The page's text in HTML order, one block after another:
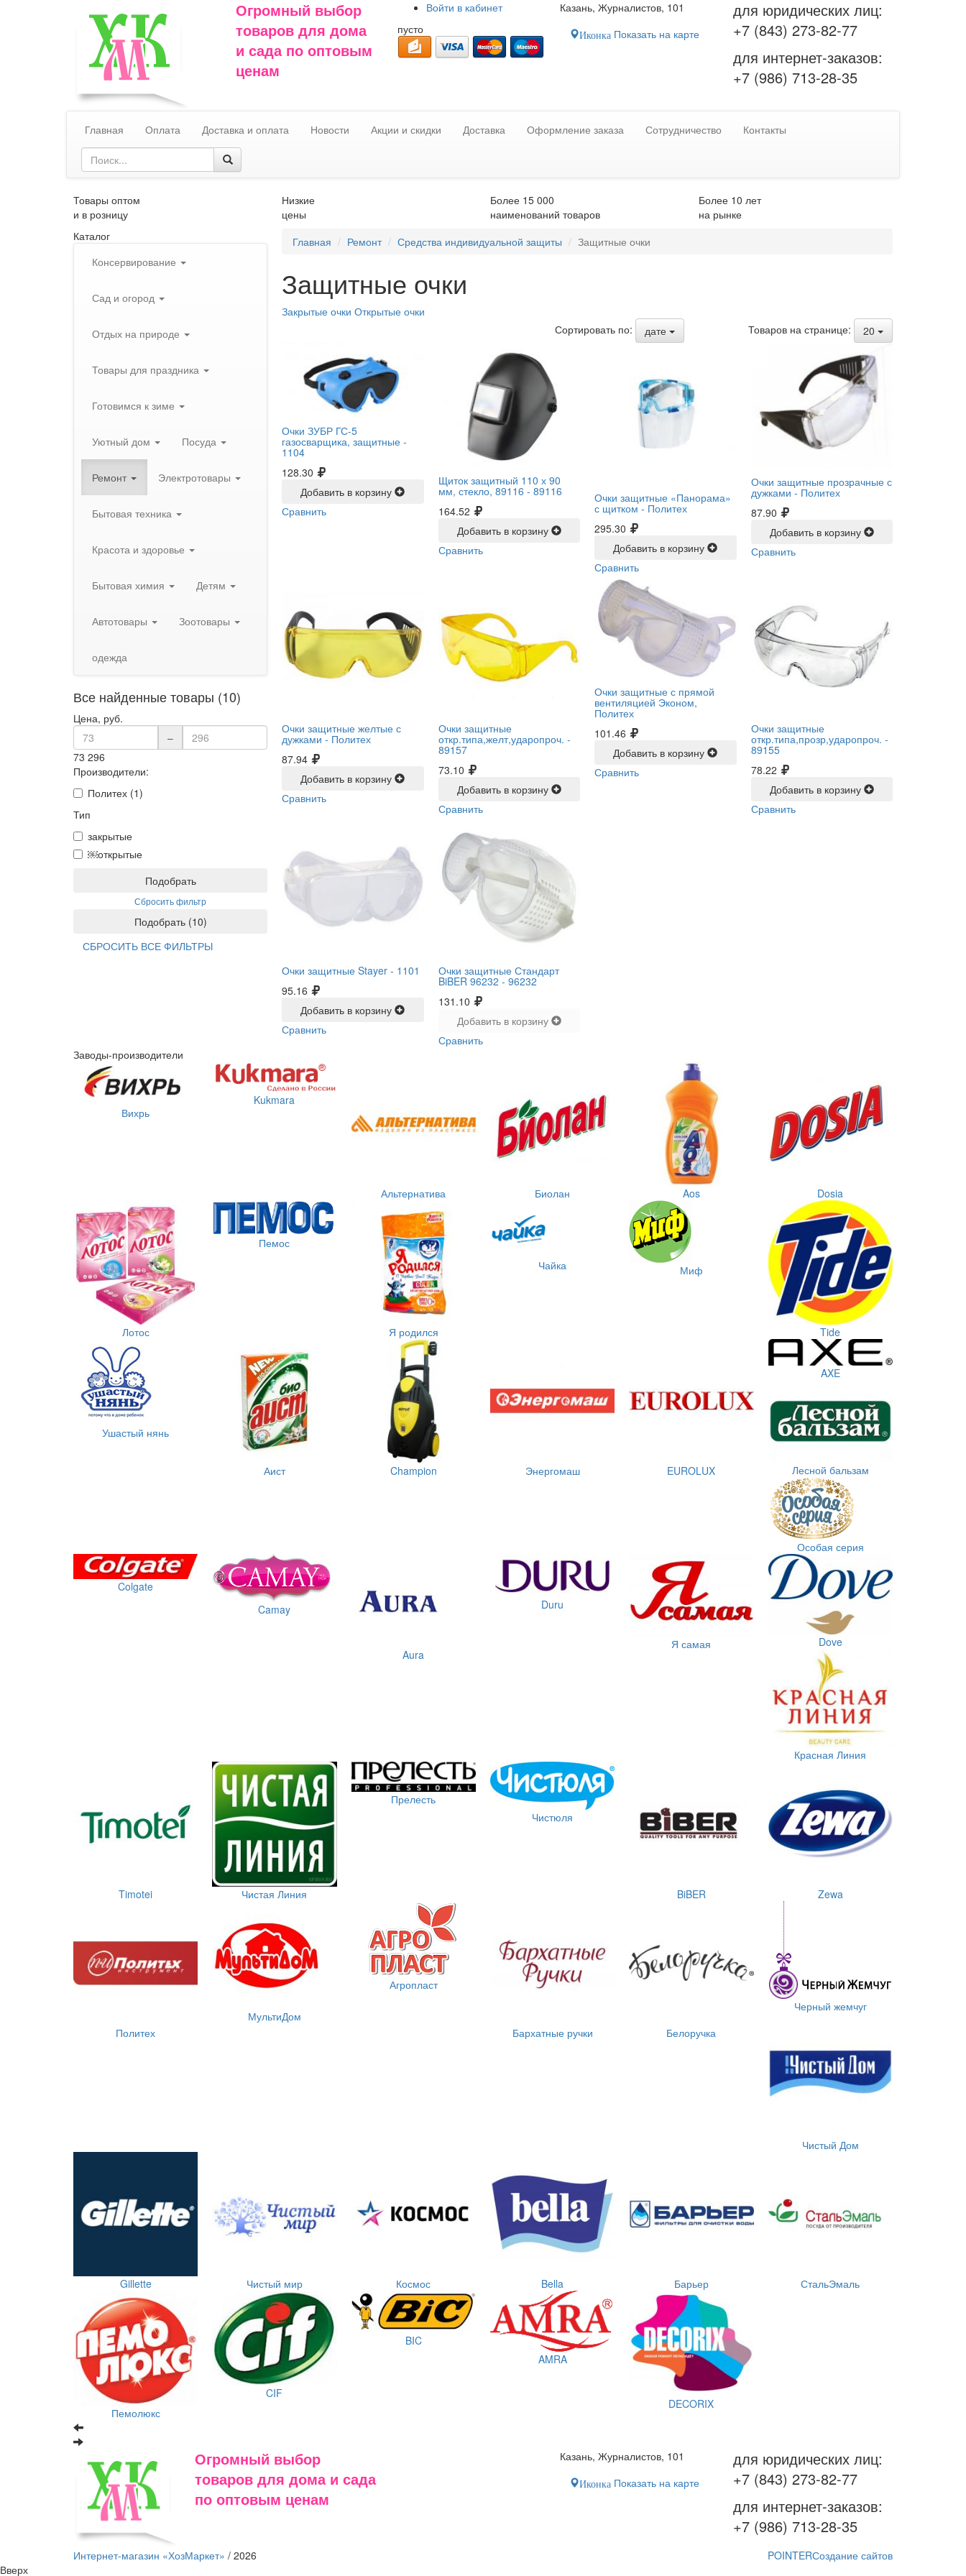
Огромный выбор
товаров для дома
и сада по оптовым
ценам
Войти в кабинет
пусто
Казань, Журналистов, 101
ИконкаПоказать на карте
для юридических лиц:
+7 (843) 273-82-77
для интернет-заказов:
+7 (986) 713-28-35
Главная Оплата Доставка и оплата Новости Акции и скидки Доставка Оформление заказа Сотрудничество Контакты
Товары оптом
и в розницу
Низкие
цены
Более 15 000
наименований товаров
Более 10 лет
на рынке
Каталог
Консервирование
Сад и огород
Отдых на природе
Товары для праздника
Готовимся к зиме
Уютный дом Посуда
Ремонт Электротовары
Бытовая техника
Красота и здоровье
Бытовая химия Детям
Автотовары Зоотовары
одежда
Все найденные товары (10)
Цена, руб.
–
73 296
Производители:
Политех (1)
Тип
закрытые
￼открытые
Подобрать
Сбросить фильтр
Подобрать (10)
СБРОСИТЬ ВСЕ ФИЛЬТРЫ
Главная Ремонт Средства индивидуальной защиты Защитные очки
Защитные очки
Закрытые очки Открытые очки
Сортировать по:
дате Товаров на странице: 20
Очки ЗУБР ГС-5
газосварщика, защитные -
1104
128.30
Добавить в корзину
Сравнить
Щиток защитный 110 х 90
мм, стекло, 89116 - 89116
164.52
Добавить в корзину
Сравнить
Очки защитные «Панорама»
с щитком - Политех
295.30
Добавить в корзину
Сравнить
Очки защитные прозрачные с
дужками - Политех
87.90
Добавить в корзину
Сравнить
Очки защитные желтые с
дужками - Политех
87.94
Добавить в корзину
Сравнить
Очки защитные
откр.типа,желт,ударопроч. -
89157
73.10
Добавить в корзину
Сравнить
Очки защитные с прямой
вентиляцией Эконом,
Политех
101.46
Добавить в корзину
Сравнить
Очки защитные
откр.типа,прозр,ударопроч. -
89155
78.22
Добавить в корзину
Сравнить
Очки защитные Stayer - 1101
95.16
Добавить в корзину
Сравнить
Очки защитные Стандарт
BiBER 96232 - 96232
131.10
Добавить в корзину
Сравнить
Заводы-производители
Вихрь
Kukmara
Альтернатива Биолан Aos Dosia
Лотос
Пемос
Я родился
Чайка Миф
Tide
Ушастый нянь
Аист Champion Энергомаш EUROLUX
AXE
Лесной бальзам
Особая серия
Colgate
Camay
Aura
Duru
Я самая Dove
Красная Линия
Timotei Чистая Линия
Прелесть
Чистюля
BiBER Zewa
Политех
МультиДом
Агропласт
Бархатные ручки Белоручка
Черный жемчуг
Чистый Дом
Gillette Чистый мир Космос Bella Барьер СтальЭмаль
Пемолюкс
CIF
BIC
AMRA
DECORIX
Огромный выбор
товаров для дома и сада
по оптовым ценам
Казань, Журналистов, 101
ИконкаПоказать на карте
для юридических лиц:
+7 (843) 273-82-77
для интернет-заказов:
+7 (986) 713-28-35
Интернет-магазин «ХозМаркет» / 2026 POINTERСоздание сайтов
Вверх